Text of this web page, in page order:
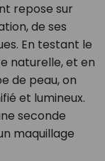
repose sur
de ses
En testant le
naturelle, et en
de peau, on
et lumineux.
seconde
maquillage